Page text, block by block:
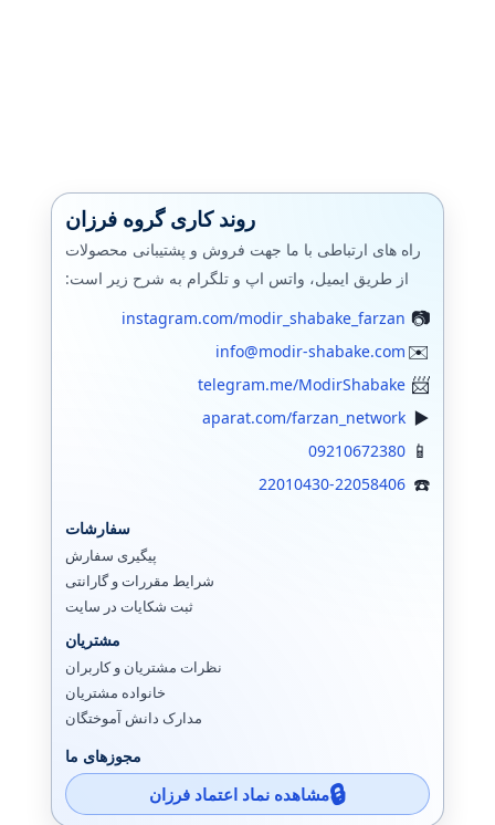
روند کاری گروه فرزان
راه های ارتباطی با ما جهت فروش و پشتیبانی محصولات
از طریق ایمیل، واتس اپ و تلگرام به شرح زیر است:
instagram.com/modir_shabake_farzan
info@modir-shabake.com
telegram.me/ModirShabake
aparat.com/farzan_network
09210672380
22010430-22058406
سفارشات
پیگیری سفارش
شرایط مقررات و گارانتی
ثبت شکایات در سایت
مشتریان
نظرات مشتریان و کاربران
خانواده مشتریان
مدارک دانش آموختگان
مجوزهای ما
مشاهده نماد اعتماد فرزان